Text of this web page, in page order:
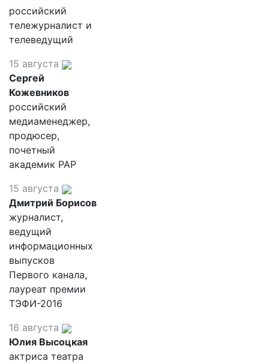
российский
тележурналист и
телеведущий
15 августа
Сергей
Кожевников
российский
медиаменеджер,
продюсер,
почетный
академик РАР
15 августа
Дмитрий Борисов
журналист,
ведущий
информационных
выпусков
Первого канала,
лауреат премии
ТЭФИ-2016
16 августа
Юлия Высоцкая
актриса театра